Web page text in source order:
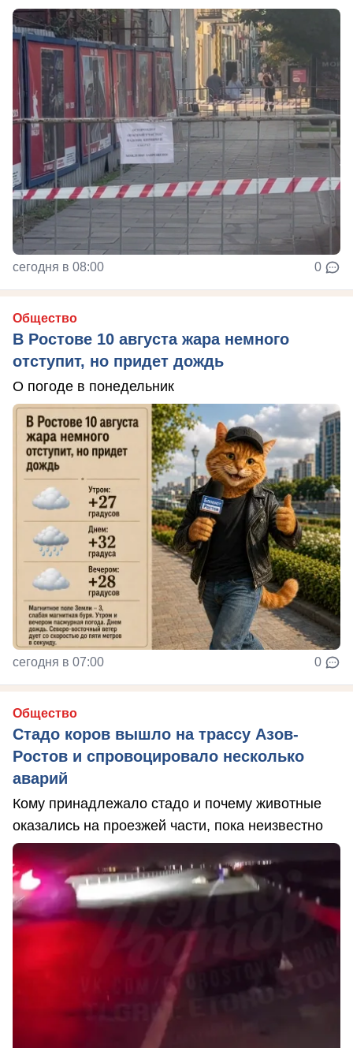
сегодня в 08:00 0
Общество
В Ростове 10 августа жара немного
отступит, но придет дождь
О погоде в понедельник
сегодня в 07:00 0
Общество
Стадо коров вышло на трассу Азов-
Ростов и спровоцировало несколько
аварий
Кому принадлежало стадо и почему животные
оказались на проезжей части, пока неизвестно